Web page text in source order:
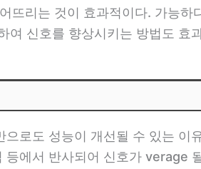
뜨리는 것이 효과적이다. 가능
여 신호를 향상시키는 방법도 효
로도 성능이 개선될 수 있는 이
에서 반사되어 신호가 verage